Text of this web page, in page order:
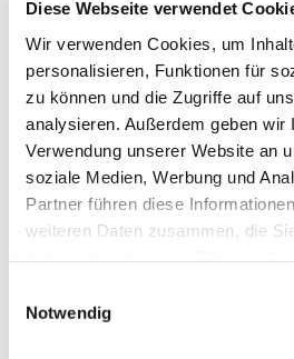
Diese Webseite verwendet
Wir verwenden Cookies, um
personalisieren, Funktionen für
zu können und die Zugriffe auf
analysieren. Außerdem geben wir
Verwendung unserer Website an
soziale Medien, Werbung und
Partner führen diese
weiteren Daten zusammen, die
Notwendig
Herzliche Einladung in die
Nachbarkirchengemeinden